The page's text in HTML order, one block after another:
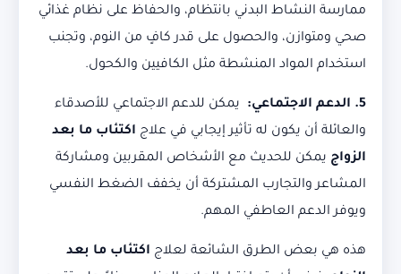
ممارسة النشاط البدني بانتظام، والحفاظ على نظام غذائي
صحي ومتوازن، والحصول على قدر كافٍ من النوم، وتجنب
استخدام المواد المنشطة مثل الكافيين والكحول.
5. الدعم الاجتماعي:
يمكن للدعم الاجتماعي للأصدقاء
والعائلة أن يكون له تأثير إيجابي في علاج اكتئاب ما بعد
الزواج يمكن للحديث مع الأشخاص المقربين ومشاركة
المشاعر والتجارب المشتركة أن يخفف الضغط النفسي
ويوفر الدعم العاطفي المهم.
هذه هي بعض الطرق الشائعة لعلاج اكتئاب ما بعد